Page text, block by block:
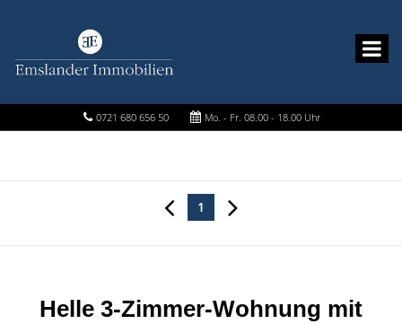
0721 680 656 50 Mo. - Fr. 08.00 - 18.00 Uhr
1
Helle 3-Zimmer-Wohnung mit